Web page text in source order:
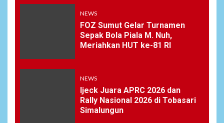
NEWS
FOZ Sumut Gelar Turnamen
Sepak Bola Piala M. Nuh,
Meriahkan HUT ke-81 RI
NEWS
Ijeck Juara APRC 2026 dan
Rally Nasional 2026 di Tobasari
Simalungun